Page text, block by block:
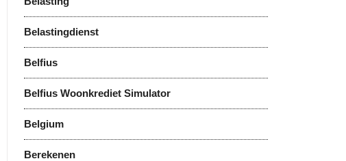
Belastingdienst
Belfius
Belfius Woonkrediet Simulator
Belgium
Berekenen